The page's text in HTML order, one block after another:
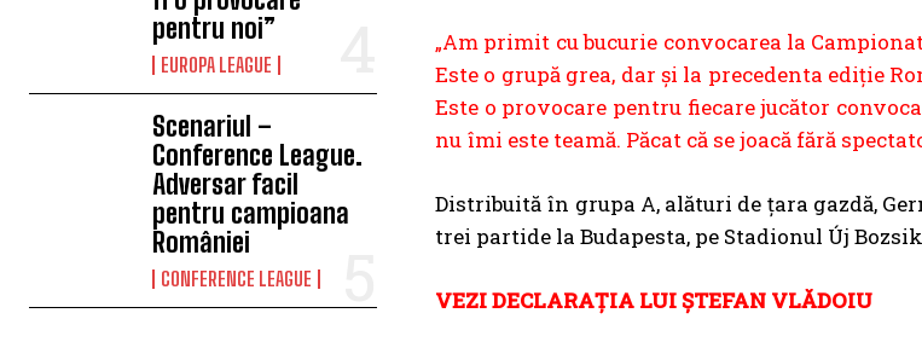
pentru noi”
EUROPA LEAGUE
Scenariul –
Conference League.
Adversar facil
pentru campioana
României
CONFERENCE LEAGUE
„Am primit cu bucurie convocarea la
Este o grupă grea, dar și la precedenta ediție
Este o provocare pentru fiecare jucător
nu îmi este teamă. Păcat că se joacă fără
Distribuită în grupa A, alături de țara gazdă,
trei partide la Budapesta, pe Stadionul Új
VEZI DECLARAȚIA LUI ȘTEFAN VLĂDOIU